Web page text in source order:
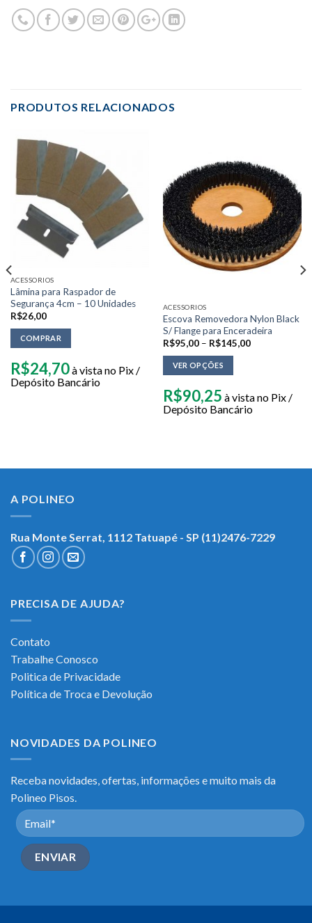
PRODUTOS RELACIONADOS
ACESSORIOS
Lâmina para Raspador de
Segurança 4cm – 10 Unidades
R$26,00
COMPRAR
R$24,70à vista no Pix /
Depósito Bancário
ACESSORIOS
Escova Removedora Nylon Black
S/ Flange para Enceradeira
R$95,00– R$145,00
VER OPÇÕES
R$90,25 à vista no Pix /
Depósito Bancário
A POLINEO
Rua Monte Serrat, 1112 Tatuapé - SP (11)2476-7229
PRECISA DE AJUDA?
Contato
Trabalhe Conosco
Politica de Privacidade
Política de Troca e Devolução
NOVIDADES DA POLINEO
Receba novidades, ofertas, informações e muito mais da
Polineo Pisos.